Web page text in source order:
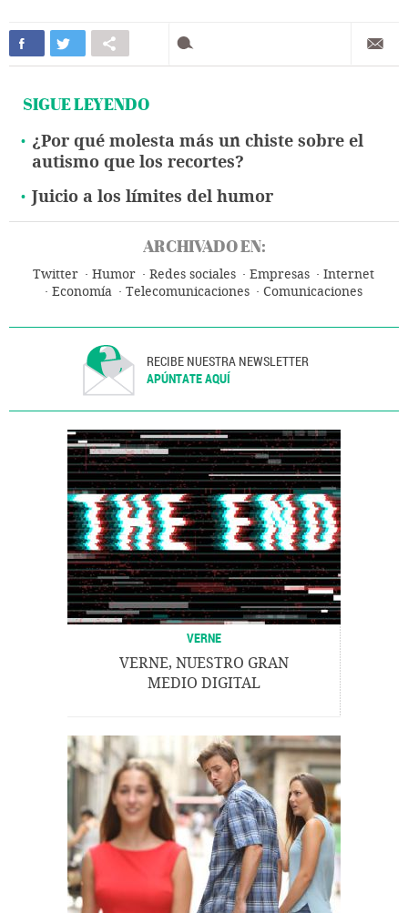
SIGUE LEYENDO
¿Por qué molesta más un chiste sobre el
autismo que los recortes?
Juicio a los límites del humor
ARCHIVADO EN:
Twitter Humor Redes sociales Empresas
Internet
Economía
Telecomunicaciones Comunicaciones
RECIBE NUESTRA NEWSLETTER
APÚNTATE AQUÍ
VERNE
VERNE, NUESTRO GRAN
MEDIO DIGITAL